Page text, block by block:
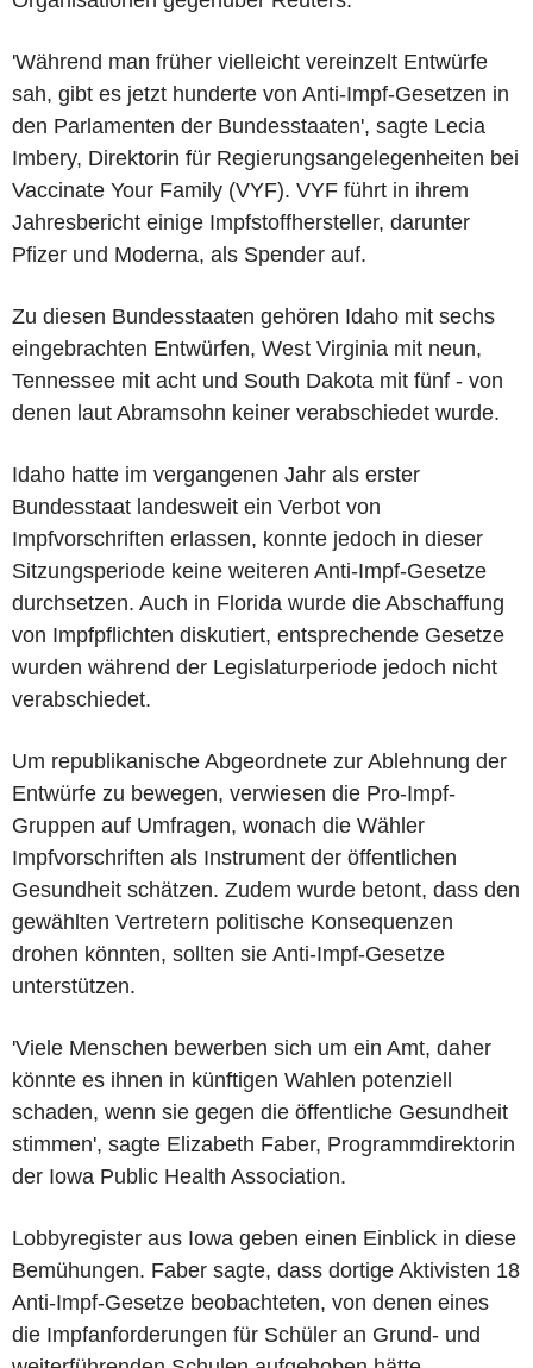
'Während man früher vielleicht vereinzelt Entwürfe
sah, gibt es jetzt hunderte von Anti-Impf-Gesetzen in
den Parlamenten der Bundesstaaten', sagte Lecia
Imbery, Direktorin für Regierungsangelegenheiten bei
Vaccinate Your Family (VYF). VYF führt in ihrem
Jahresbericht einige Impfstoffhersteller, darunter
Pfizer und Moderna, als Spender auf.
Zu diesen Bundesstaaten gehören Idaho mit sechs
eingebrachten Entwürfen, West Virginia mit neun,
Tennessee mit acht und South Dakota mit fünf - von
denen laut Abramsohn keiner verabschiedet wurde.
Idaho hatte im vergangenen Jahr als erster
Bundesstaat landesweit ein Verbot von
Impfvorschriften erlassen, konnte jedoch in dieser
Sitzungsperiode keine weiteren Anti-Impf-Gesetze
durchsetzen. Auch in Florida wurde die Abschaffung
von Impfpflichten diskutiert, entsprechende Gesetze
wurden während der Legislaturperiode jedoch nicht
verabschiedet.
Um republikanische Abgeordnete zur Ablehnung der
Entwürfe zu bewegen, verwiesen die Pro-Impf-
Gruppen auf Umfragen, wonach die Wähler
Impfvorschriften als Instrument der öffentlichen
Gesundheit schätzen. Zudem wurde betont, dass den
gewählten Vertretern politische Konsequenzen
drohen könnten, sollten sie Anti-Impf-Gesetze
unterstützen.
'Viele Menschen bewerben sich um ein Amt, daher
könnte es ihnen in künftigen Wahlen potenziell
schaden, wenn sie gegen die öffentliche Gesundheit
stimmen', sagte Elizabeth Faber, Programmdirektorin
der Iowa Public Health Association.
Lobbyregister aus Iowa geben einen Einblick in diese
Bemühungen. Faber sagte, dass dortige Aktivisten 18
Anti-Impf-Gesetze beobachteten, von denen eines
die Impfanforderungen für Schüler an Grund- und